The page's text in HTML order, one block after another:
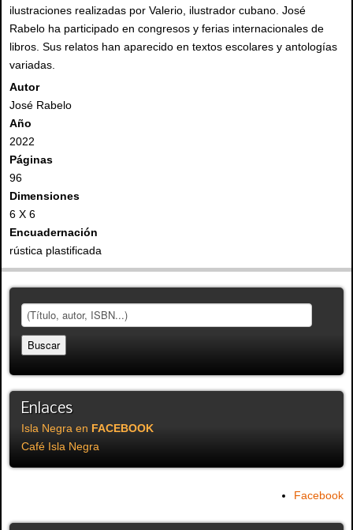
ilustraciones realizadas por Valerio, ilustrador cubano. José
Rabelo ha participado en congresos y ferias internacionales de
libros. Sus relatos han aparecido en textos escolares y antologías
variadas.
Autor
José Rabelo
Año
2022
Páginas
96
Dimensiones
6 X 6
Encuadernación
rústica plastificada
Enlaces
Isla Negra en FACEBOOK
Café Isla Negra
Facebook